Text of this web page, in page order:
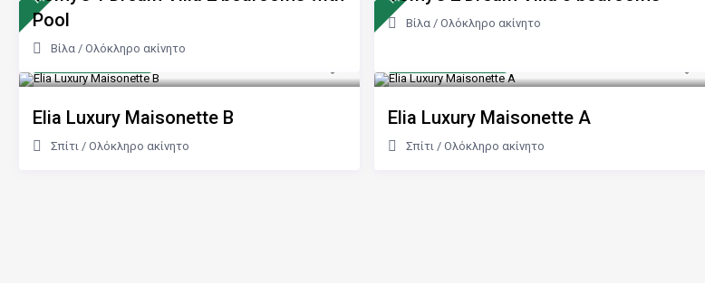
Pool
Βίλα / Ολόκληρο ακίνητο
Βίλα/ Ολόκληρο ακίνητο
Elia Luxury Maisonette B
Σπίτι / Ολόκληρο ακίνητο
Elia Luxury Maisonette A
Σπίτι/ Ολόκληρο ακίνητο